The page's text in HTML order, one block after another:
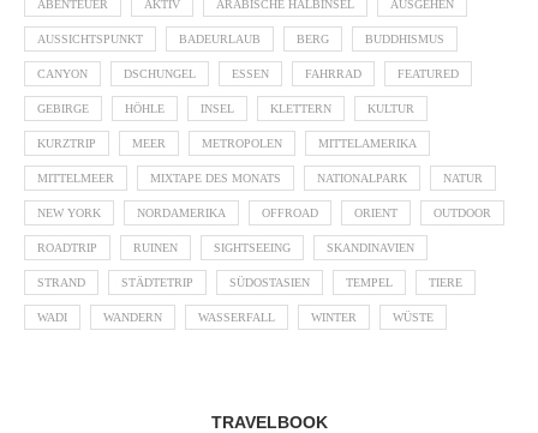
ABENTEUER AKTIV ARABISCHE HALBINSEL AUSGEHEN
AUSSICHTSPUNKT BADEURLAUB BERG BUDDHISMUS
CANYON DSCHUNGEL ESSEN FAHRRAD FEATURED
GEBIRGE HÖHLE INSEL KLETTERN KULTUR
KURZTRIP MEER METROPOLEN MITTELAMERIKA
MITTELMEER MIXTAPE DES MONATS NATIONALPARK NATUR
NEW YORK NORDAMERIKA OFFROAD ORIENT OUTDOOR
ROADTRIP RUINEN SIGHTSEEING SKANDINAVIEN
STRAND STÄDTETRIP SÜDOSTASIEN TEMPEL TIERE
WADI WANDERN WASSERFALL WINTER WÜSTE
TRAVELBOOK